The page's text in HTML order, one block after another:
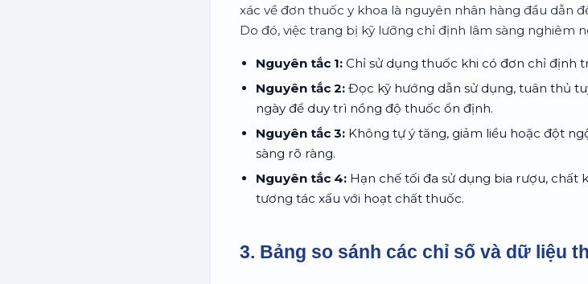
xác về đơn thuốc y khoa là nguyên nhân hàng đầu dẫn
Do đó, việc trang bị kỹ lưỡng chỉ định lâm sàng nghiêm
Nguyên tắc 1: Chỉ sử dụng thuốc khi có đơn chỉ định
Nguyên tắc 2: Đọc kỹ hướng dẫn sử dụng, tuân thủ
ngày để duy trì nồng độ thuốc ổn định.
Nguyên tắc 3: Không tự ý tăng, giảm liều hoặc đột
sàng rõ ràng.
Nguyên tắc 4: Hạn chế tối đa sử dụng bia rượu,
tương tác xấu với hoạt chất thuốc.
3. Bảng so sánh các chỉ số và dữ liệu